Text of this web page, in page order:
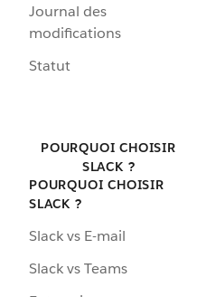
Journal des
modifications
Statut
POURQUOI CHOISIR
SLACK ?
POURQUOI CHOISIR
SLACK ?
Slack vs E-mail
Slack vs Teams